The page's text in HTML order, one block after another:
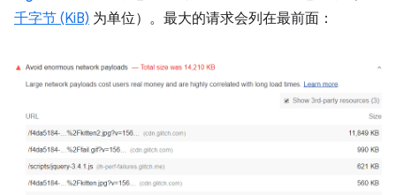
千字节 (KiB) 为单位）。最大的请求会列在最前面：